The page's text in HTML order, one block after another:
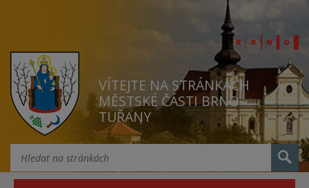
VÍTEJTE NA STRÁNKÁCH
MĚSTSKÉ ČÁSTI BRNO
TUŘANY